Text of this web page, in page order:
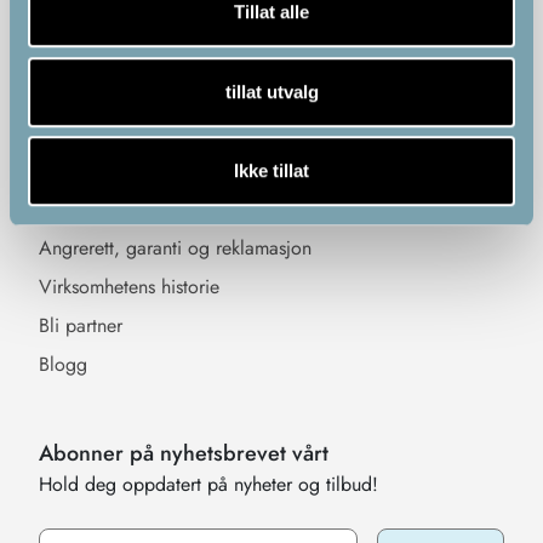
Tillat alle
tillat utvalg
Ikke tillat
Kjøpsvilkår
Personvern og cookies
Angrerett, garanti og reklamasjon
Virksomhetens historie
Bli partner
Blogg
Abonner på nyhetsbrevet vårt
Hold deg oppdatert på nyheter og tilbud!